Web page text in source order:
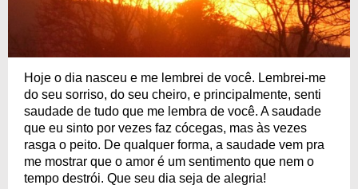
Hoje o dia nasceu e me lembrei de você. Lembrei-me
do seu sorriso, do seu cheiro, e principalmente, senti
saudade de tudo que me lembra de você. A saudade
que eu sinto por vezes faz cócegas, mas às vezes
rasga o peito. De qualquer forma, a saudade vem pra
me mostrar que o amor é um sentimento que nem o
tempo destrói. Que seu dia seja de alegria!